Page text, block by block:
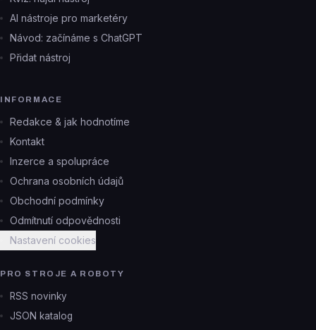
AI nástroje pro marketéry
Návod: začínáme s ChatGPT
Přidat nástroj
INFORMACE
Redakce & jak hodnotíme
Kontakt
Inzerce a spolupráce
Ochrana osobních údajů
Obchodní podmínky
Odmítnutí odpovědnosti
Nastavení cookies
PRO STROJE A ROBOTY
RSS novinky
JSON katalog